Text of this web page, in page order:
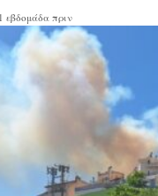
1 εβδομάδα πριν